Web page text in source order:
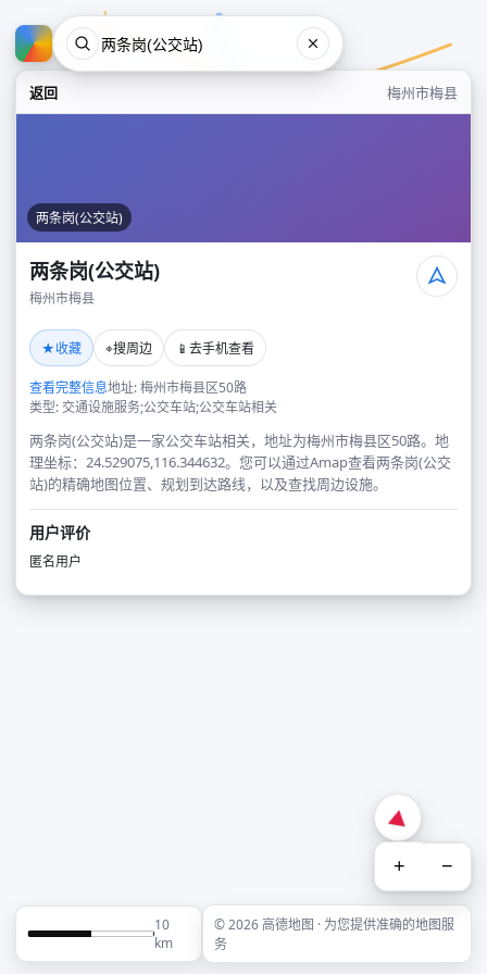
返回 梅州市梅县
两条岗(公交站)
两条岗(公交站)
梅州市梅县
★收藏 ⌖搜周边 📱 去手机查看
查看完整信息地址: 梅州市梅县区50路
类型: 交通设施服务;公交车站;公交车站相关
两条岗(公交站)是一家公交车站相关，地址为梅州市梅县区50路。地
理坐标：24.529075,116.344632。您可以通过Amap查看两条岗(公交
站)的精确地图位置、规划到达路线，以及查找周边设施。
用户评价
匿名用户
+ −
10
km
© 2026 高德地图 · 为您提供准确的地图服
务